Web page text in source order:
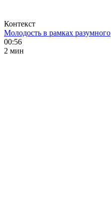
Контекст
Молодость в рамках разумного
00:56
2 мин